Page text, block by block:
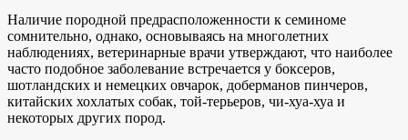
Наличие породной предрасположенности к семиноме
сомнительно, однако, основываясь на многолетних
наблюдениях, ветеринарные врачи утверждают, что наиболее
часто подобное заболевание встречается у боксеров,
шотландских и немецких овчарок, доберманов пинчеров,
китайских хохлатых собак, той-терьеров, чи-хуа-хуа и
некоторых других пород.